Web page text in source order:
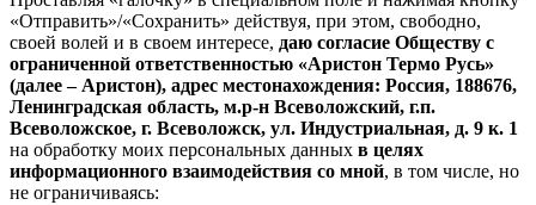
«Отправить»/«Сохранить» действуя, при этом, свободно,
своей волей и в своем интересе, даю согласие Обществу с
ограниченной ответственностью «Аристон Термо Русь»
(далее – Аристон), адрес местонахождения: Россия, 188676,
Ленинградская область, м.р-н Всеволожский, г.п.
Всеволожское, г. Всеволожск, ул. Индустриальная, д. 9 к. 1
на обработку моих персональных данных в целях
информационного взаимодействия со мной, в том числе, но
не ограничиваясь: